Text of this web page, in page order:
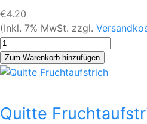
€4.20
(Inkl. 7% MwSt. zzgl.
Quitte